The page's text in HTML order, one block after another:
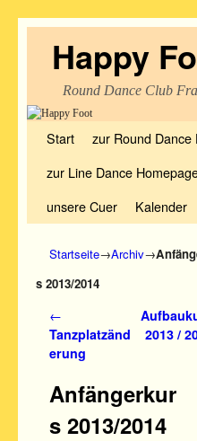
Happy
Round Dance Club
Start
zur Round Dance
zur Line Dance
unsere Cuer
Kalender
Startseite→Archiv→
s 2013/2014
Artikelnavigation
←
Tanzplatzänd
erung
2013 /
Anfängerkur
s 2013/2014